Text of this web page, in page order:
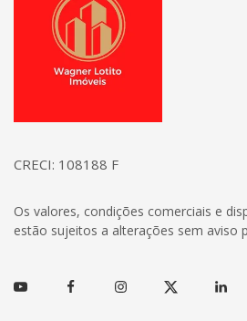
CRECI: 108188 F
Os valores, condições comerciais e
estão sujeitos a alterações sem aviso
Youtube FacebookInstagramTwitter